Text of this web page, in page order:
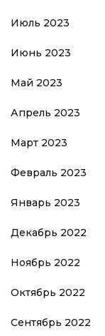
Июль 2023
Июнь 2023
Май 2023
Апрель 2023
Март 2023
Февраль 2023
Январь 2023
Декабрь 2022
Ноябрь 2022
Октябрь 2022
Сентябрь 2022